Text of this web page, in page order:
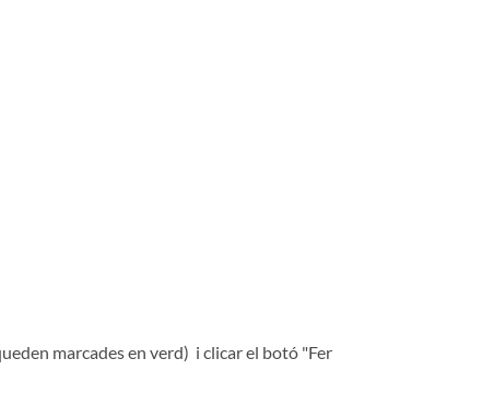
marcades en verd) i clicar el botó "Fer